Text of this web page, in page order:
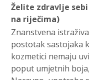
Želite zdravlje
na riječima)
Znanstvena
postotak sastojaka
kozmetici nemaju
poput umjetnih